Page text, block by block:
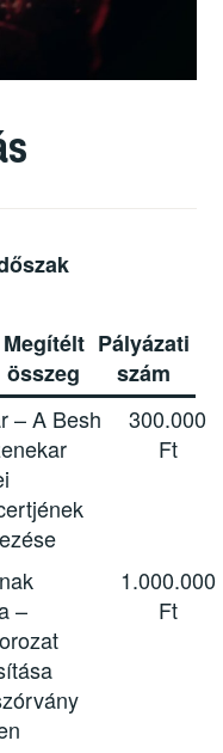
Megítélt
összeg
Pályázati
szám
– A Besh
300.000
Ft
–
1.000.000
Ft